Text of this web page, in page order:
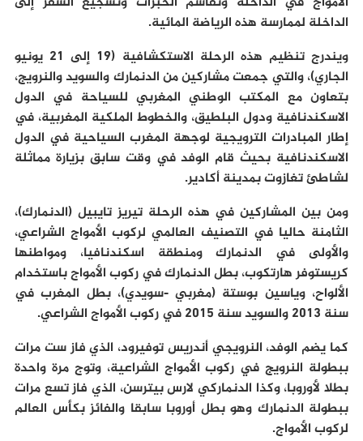
الداخلة لممارسة هذه الرياضة المائية.
ويندرج تنظيم هذه الرحلة الاستكشافية (19 إلى 21 يونيو
الجاري)، والتي جمعت مشاركين من الدنمارك والسويد والنرويج،
بتعاون مع المكتب الوطني المغربي للسياحة في الدول
الاسكندنافية ودول البلطيق، والخطوط الملكية المغربية، في
إطار المبادرات الترويجية لوجهة المغرب السياحية في الدول
الاسكندنافية بحيث قام الوفد في وقت سابق بزيارة مماثلة
لشاطئ تغازوت بمدينة أكادير.
ومن بين المشاركين في هذه الرحلة تيريز تايبيل (الدنمارك)،
الثامنة حاليا في التصنيف العالمي لركوب الأمواج الشراعي،
والأولى في الدنمارك ومنطقة اسكندنافيا، ومواطنها
كريستوفر هارتكوب، بطل الدنمارك في ركوب الأمواج باستخدام
الألواح، وياسين بوستة (مغربي -سويدي)، بطل المغرب في
سنة 2013 والسويد سنة 2015 في ركوب الأمواج الشراعي.
كما يضم الوفد، النرويجي أندريس توفيرود، الذي فاز ست مرات
ببطولة النرويج في ركوب الأمواج الشراعية، وتوج مرة واحدة
بطلا لأوروبا، وكذا الدنماركي لارس بيترسن، الذي فاز تسع مرات
ببطولة الدنمارك وهو بطل أوروبا سابقا والفائز بكأس العالم
لركوب الأمواج.